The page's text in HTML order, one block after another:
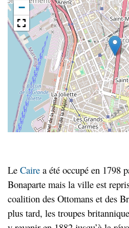
−
Le Caire a été occupé en 1798
Bonaparte mais la ville est
coalition des Ottomans et des
plus tard, les troupes